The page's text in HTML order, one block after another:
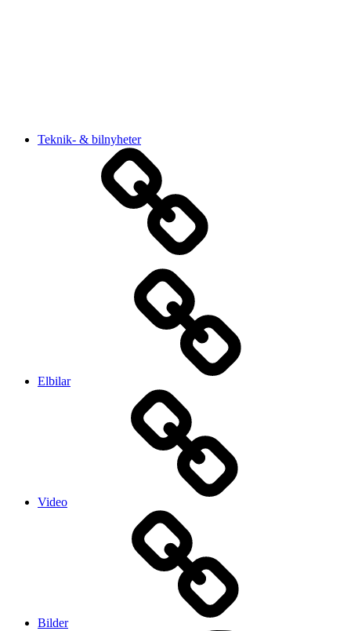
Teknik- & bilnyheter
Elbilar
Video
Bilder